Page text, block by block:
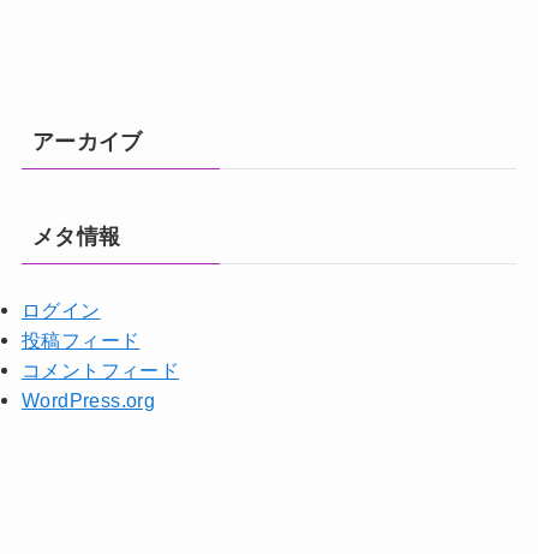
アーカイブ
メタ情報
ログイン
投稿フィード
コメントフィード
WordPress.org